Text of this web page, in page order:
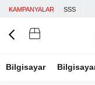
KAMPANYALAR SSS
Bilgisayar